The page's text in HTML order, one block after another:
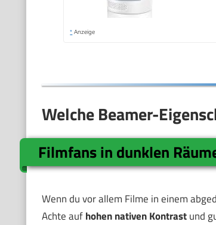
* Anzeige
Welche Beamer-
Filmfans in dunklen
Wenn du vor allem Filme in einem
Achte aufhohen nativen Kontrastund